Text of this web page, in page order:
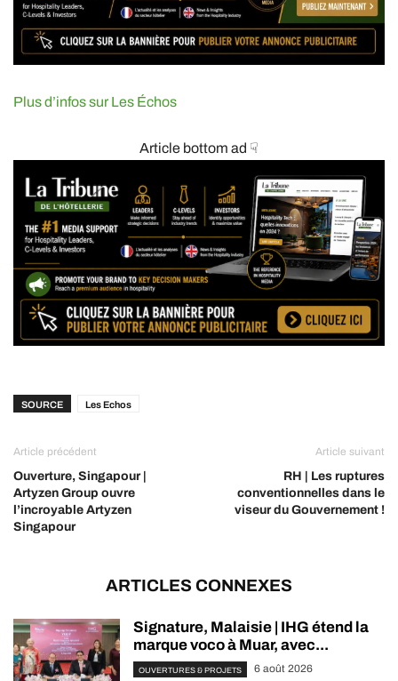
Plus d’infos sur Les Échos
Article bottom ad ☟
SOURCE Les Echos
Article précédent
Ouverture, Singapour |
Artyzen Group ouvre
l’incroyable Artyzen
Singapour
Article suivant
RH | Les ruptures
conventionnelles dans le
viseur du Gouvernement !
ARTICLES CONNEXES
Signature, Malaisie | IHG étend la
marque voco à Muar, avec...
OUVERTURES & PROJETS 6 août 2026